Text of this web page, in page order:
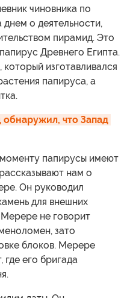
чиновника по
о деятельности,
пирамид. Это
Древнего Египта.
изготавливался
папируса, а
что Запад
папирусы имеют
нам о
Он руководил
для внешних
не говорит
зато
блоков. Мерере
где его бригада